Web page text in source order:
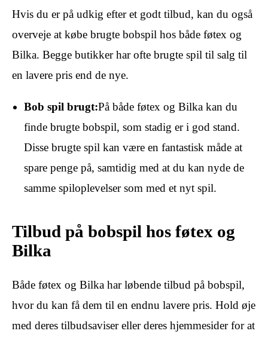
Hvis du er på udkig efter et godt tilbud, kan du også
overveje at købe brugte bobspil hos både føtex og
Bilka. Begge butikker har ofte brugte spil til salg til
en lavere pris end de nye.
Bob spil brugt:På både føtex og Bilka kan du
finde brugte bobspil, som stadig er i god stand.
Disse brugte spil kan være en fantastisk måde at
spare penge på, samtidig med at du kan nyde de
samme spiloplevelser som med et nyt spil.
Tilbud på bobspil hos føtex og
Bilka
Både føtex og Bilka har løbende tilbud på bobspil,
hvor du kan få dem til en endnu lavere pris. Hold øje
med deres tilbudsaviser eller deres hjemmesider for at